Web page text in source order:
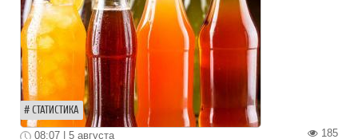
СТАТИСТИКА
185
08:07 | 5 августа